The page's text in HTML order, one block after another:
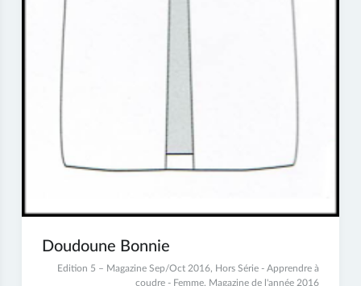
Doudoune Bonnie
Edition 5 – Magazine Sep/Oct 2016, Hors Série - Apprendre à
coudre - Femme, Magazine de l'année 2016